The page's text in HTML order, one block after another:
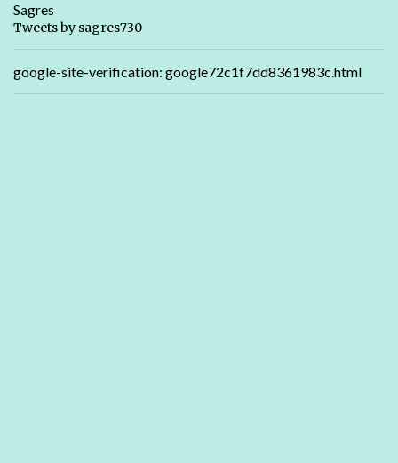
Sagres
Tweets by sagres730
google-site-verification: google72c1f7dd8361983c.html